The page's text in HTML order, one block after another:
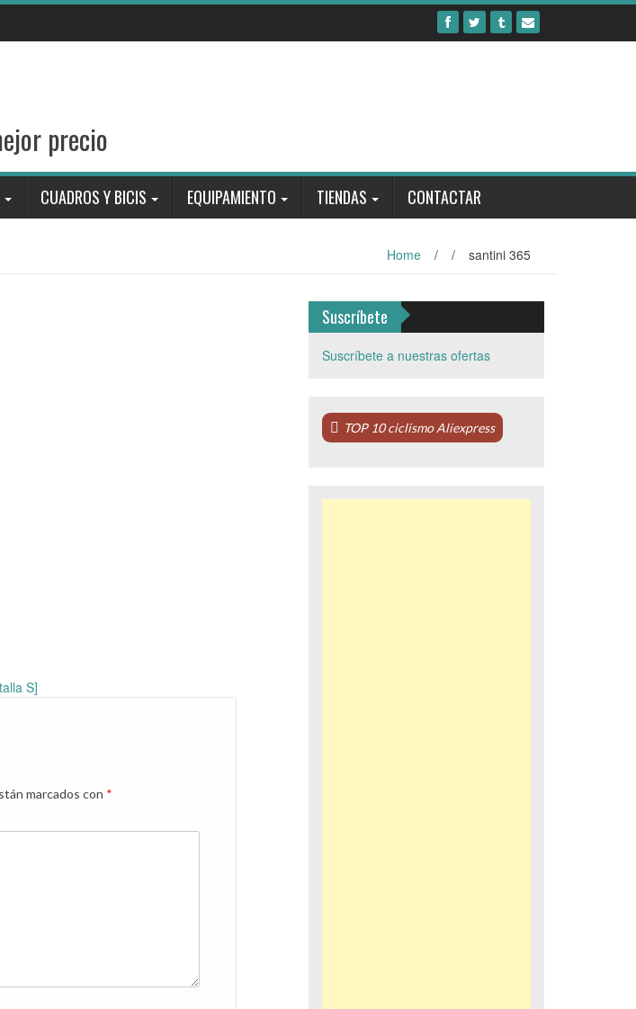
precio
CUADROS Y BICIS EQUIPAMIENTO TIENDAS CONTACTAR
Home / / santini 365
S]
marcados con *
Suscríbete
Suscríbete a nuestras ofertas
TOP 10 ciclismo Aliexpress